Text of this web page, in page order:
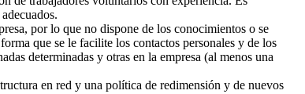
por lo que no dispone de los conocimientos o se
que se le facilite los contactos personales y de los
determinadas y otras en la empresa (al menos una
en red y una política de redimensión y de nuevos